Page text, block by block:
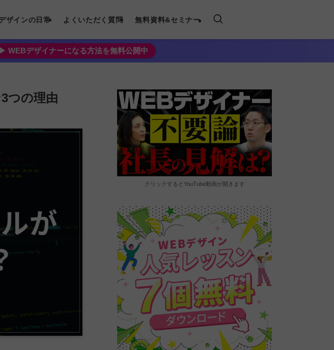
ザインの日常 よくいただく質問 無料資料&セミナー
▶︎ WEBデザイナーになる方法を無料公開中
つの理由
クリックするとYouTube動画が開きます